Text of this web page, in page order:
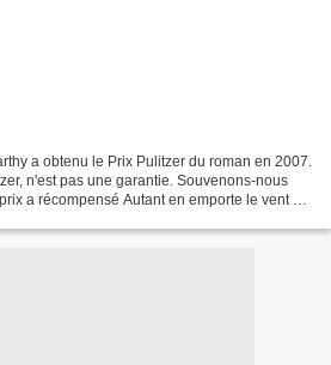
a obtenu le Prix Pulitzer du roman en 2007.
n'est pas une garantie. Souvenons-nous
a récompensé Autant en emporte le vent de